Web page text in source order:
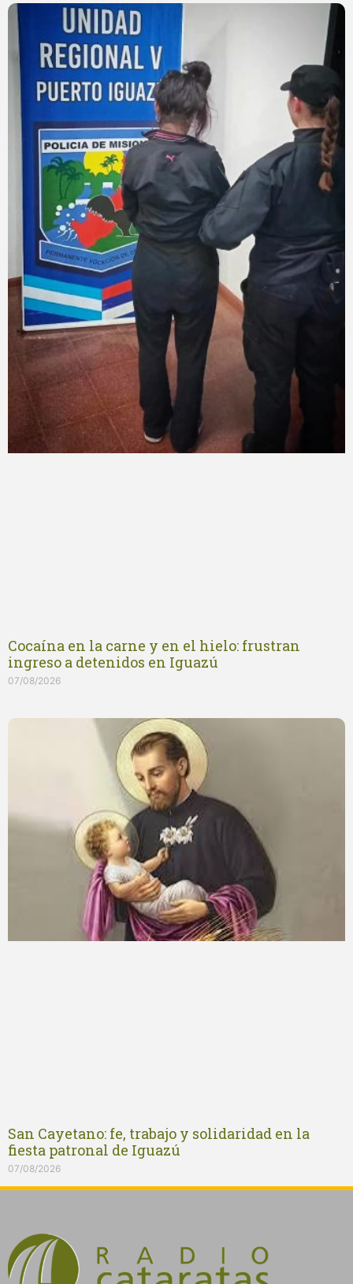
Cocaína en la carne y en el hielo: frustran
ingreso a detenidos en Iguazú
07/08/2026
San Cayetano: fe, trabajo y solidaridad en la
fiesta patronal de Iguazú
07/08/2026